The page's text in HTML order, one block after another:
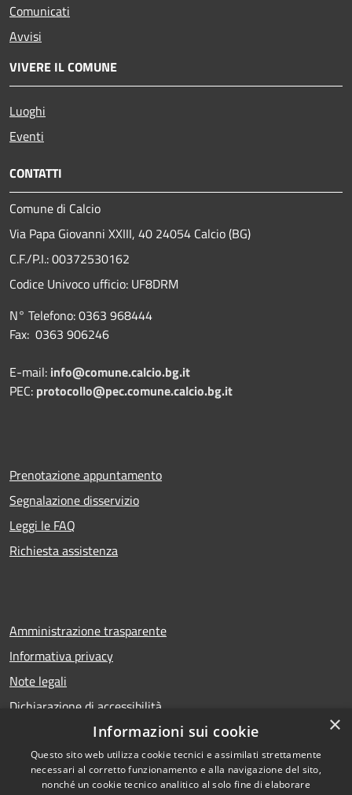
Comunicati
Avvisi
VIVERE IL COMUNE
Luoghi
Eventi
CONTATTI
Comune di Calcio
Via Papa Giovanni XXIII, 40 24054 Calcio (BG)
C.F./P.I.: 00372530162
Codice Univoco ufficio: UF8DRM
N° Telefono: 0363 968444
Fax: 0363 906246
E-mail: info@comune.calcio.bg.it
PEC: protocollo@pec.comune.calcio.bg.it
Prenotazione appuntamento
Segnalazione disservizio
Leggi le FAQ
Richiesta assistenza
Amministrazione trasparente
Informativa privacy
Note legali
Dichiarazione di accessibilità
RSS
Copyright © 2026 • Comune di
×
Informazioni sui cookie
Questo sito web utilizza cookie tecnici e assimilati strettamente
necessari al corretto funzionamento e alla navigazione del sito,
nonché un cookie tecnico analitico al solo fine di elaborare